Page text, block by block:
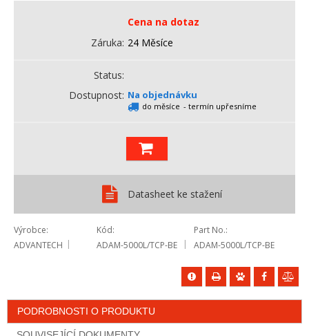
Cena na dotaz
Záruka 24 Měsíce
Status
Dostupnost Na objednávku
do měsíce - termín upřesníme
Datasheet ke stažení
Výrobce
ADVANTECH
Kód
ADAM-5000L/TCP-BE
Part No.
ADAM-5000L/TCP-BE
PODROBNOSTI O PRODUKTU